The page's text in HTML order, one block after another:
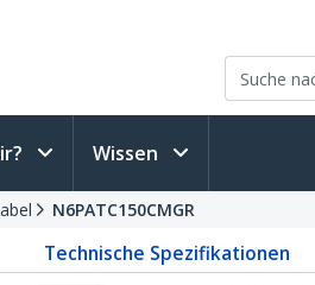
Wissen
N6PATC150CMGR
Technische Spezifikationen